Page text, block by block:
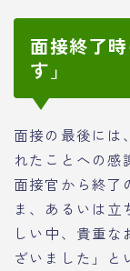
面接終了
す」
面接の最後には
れたことへの感
面接官から終了
ま、あるいは
しい中、貴重
ざいました」と